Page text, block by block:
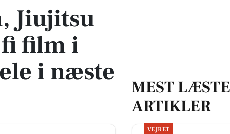
Jiujitsu
film i
i næste
MEST LÆSTE
ARTIKLER
VEJRET